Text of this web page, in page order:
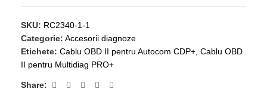
SKU: RC2340-1-1
Categorie: Accesorii diagnoze
Etichete: Cablu OBD II pentru Autocom CDP+ Cablu OBD
II pentru Multidiag PRO+
Share: